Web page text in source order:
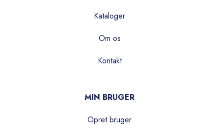
Kataloger
Om os
Kontakt
MIN BRUGER
Opret bruger